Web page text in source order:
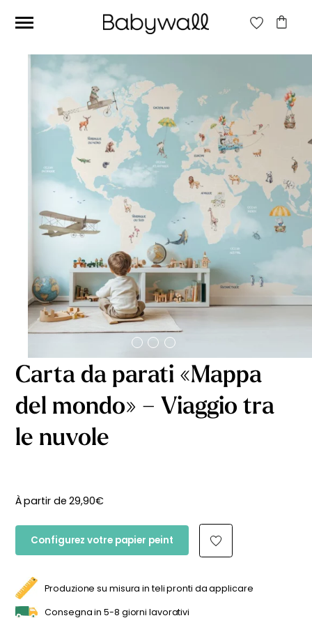
Carta da parati «Mappa
del mondo» – Viaggio tra
le nuvole
À partir de29,90€
Configurez votre papier peint
Produzione su misura in teli pronti da applicare
Consegna in 5-8 giorni lavorativi